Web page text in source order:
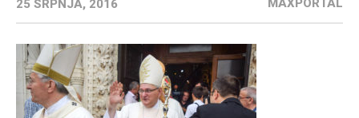
25 SRPNJA, 2016 MAXPORTAL